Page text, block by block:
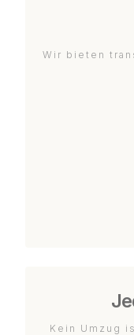
Wir bieten
Kein Umzug